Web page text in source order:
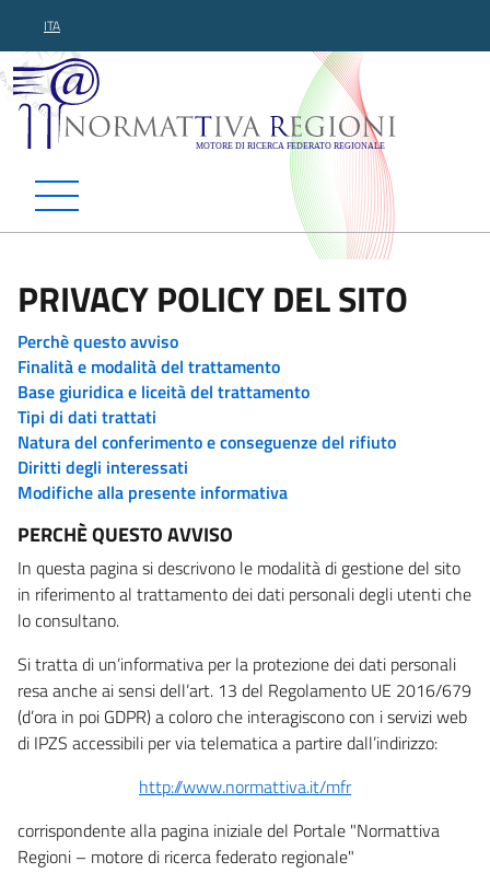
ITA
Normattiva Regioni -
PRIVACY POLICY DEL SITO
Perchè questo avviso
Finalità e modalità del trattamento
Base giuridica e liceità del trattamento
Tipi di dati trattati
Natura del conferimento e conseguenze del rifiuto
Diritti degli interessati
Modifiche alla presente informativa
PERCHÈ QUESTO AVVISO
In questa pagina si descrivono le modalità di gestione del sito
in riferimento al trattamento dei dati personali degli utenti che
lo consultano.
Si tratta di un’informativa per la protezione dei dati personali
resa anche ai sensi dell’art. 13 del Regolamento UE 2016/679
(d’ora in poi GDPR) a coloro che interagiscono con i servizi web
di IPZS accessibili per via telematica a partire dall’indirizzo:
http://www.normattiva.it/mfr
corrispondente alla pagina iniziale del Portale "Normattiva
Regioni – motore di ricerca federato regionale"